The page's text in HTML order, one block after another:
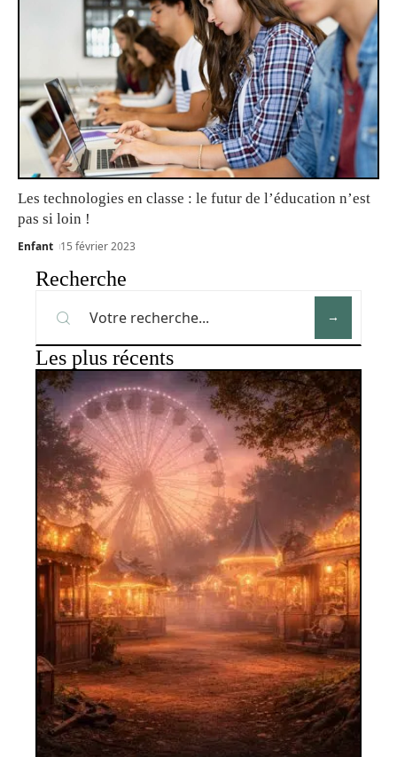
Les technologies en classe : le futur de l’éducation n’est
pas si loin !
Enfant 15 février 2023
Recherche
Les plus récents